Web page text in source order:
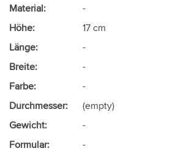
Material:
-
Höhe:
17 cm
Länge:
-
Breite:
-
Farbe:
-
Durchmesser:
(empty)
Gewicht:
-
Formular:
-